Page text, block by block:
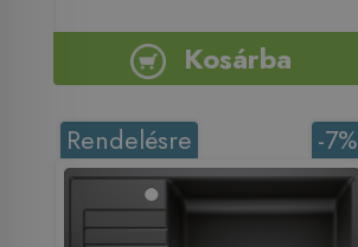
Kosárba
-7%
Rendelésre